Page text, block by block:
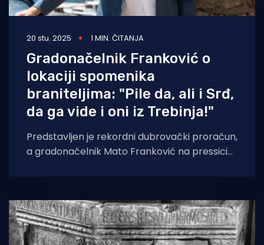
20 stu. 2025 1 MIN. ČITANJA
Gradonačelnik Franković o
lokaciji spomenika
braniteljima: "Pile da, ali i Srđ,
da ga vide i oni iz Trebinja!"
Predstavljen je rekordni dubrovački proračun,
a gradonačelnik Mato Franković na pressici
- Nemam ništa protiv